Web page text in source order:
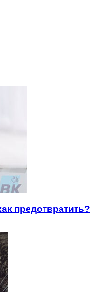
предотвратить?